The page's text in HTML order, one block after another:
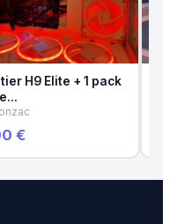
H9 Elite + 1 pack
€